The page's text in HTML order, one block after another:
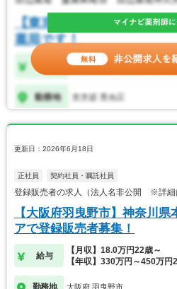
更新日：2026年6月18日
正社員 契約社員・嘱託社員
登録販売者の求人（法人名非公開 ※詳細
【大阪府羽曳野市】神奈川
アで登録販売者募集！
給与
【月収】18.0万円22歳～
【年収】330万円～450万円
大阪府 羽曳野市